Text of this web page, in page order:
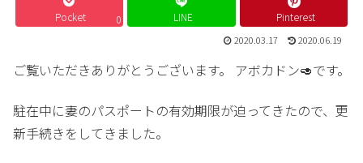
Pocket 0 LINE Pinterest
2020.03.17 2020.06.19
ご覧いただきありがとうございます。 アボカドン🥑です。
駐在中に妻のパスポートの有効期限が迫ってきたので、更
新手続きをしてきました。